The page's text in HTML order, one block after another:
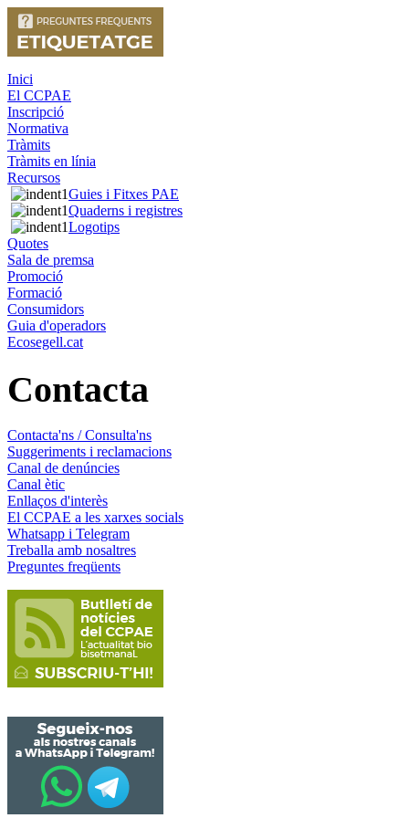
Inici
El CCPAE
Inscripció
Normativa
Tràmits
Tràmits en línia
Recursos
Guies i Fitxes PAE
Quaderns i registres
Logotips
Quotes
Sala de premsa
Promoció
Formació
Consumidors
Guia d'operadors
Ecosegell.cat
Contacta
Contacta'ns / Consulta'ns
Suggeriments i reclamacions
Canal de denúncies
Canal ètic
Enllaços d'interès
El CCPAE a les xarxes socials
Whatsapp i Telegram
Treballa amb nosaltres
Preguntes freqüents